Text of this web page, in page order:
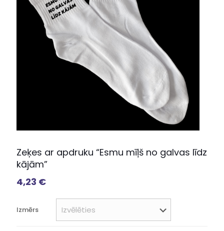
Zeķes ar apdruku “Esmu mīļš no galvas līdz
kājām”
4,23 €
Izmērs